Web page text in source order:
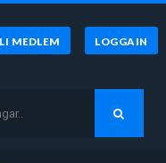
MEDLEM LOGGA IN